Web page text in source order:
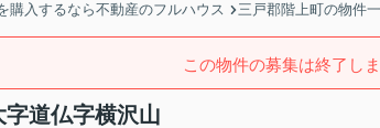
購入するなら不動産のフルハウス 三戸郡階上町の物件
この物件の募集は終了しま
道仏字横沢山